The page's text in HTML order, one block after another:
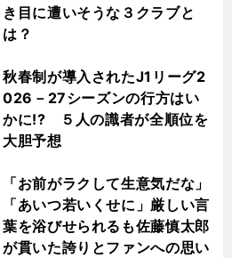
き目に遭いそうな３クラブと
は？
秋春制が導入されたJ1リーグ2
026－27シーズンの行方はい
かに!? ５人の識者が全順位を
大胆予想
「お前がラクして生意気だな」
「あいつ若いくせに」厳しい言
葉を浴びせられるも佐藤慎太郎
が貫いた誇りとファンへの思い